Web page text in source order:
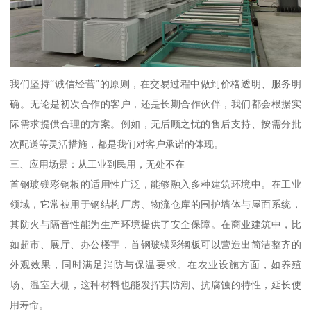
我们坚持“诚信经营”的原则，在交易过程中做到价格透明、服务明
确。无论是初次合作的客户，还是长期合作伙伴，我们都会根据实
际需求提供合理的方案。例如，无后顾之忧的售后支持、按需分批
次配送等灵活措施，都是我们对客户承诺的体现。
三、应用场景：从工业到民用，无处不在
首钢玻镁彩钢板的适用性广泛，能够融入多种建筑环境中。在工业
领域，它常被用于钢结构厂房、物流仓库的围护墙体与屋面系统，
其防火与隔音性能为生产环境提供了安全保障。在商业建筑中，比
如超市、展厅、办公楼宇，首钢玻镁彩钢板可以营造出简洁整齐的
外观效果，同时满足消防与保温要求。在农业设施方面，如养殖
场、温室大棚，这种材料也能发挥其防潮、抗腐蚀的特性，延长使
用寿命。